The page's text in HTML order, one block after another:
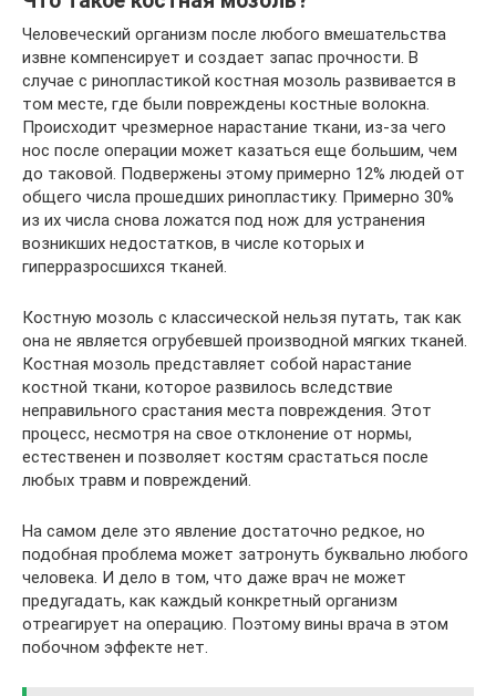
Человеческий организм после любого вмешательства
извне компенсирует и создает запас прочности. В
случае с ринопластикой костная мозоль развивается в
том месте, где были повреждены костные волокна.
Происходит чрезмерное нарастание ткани, из-за чего
нос после операции может казаться еще большим, чем
до таковой. Подвержены этому примерно 12% людей от
общего числа прошедших ринопластику. Примерно 30%
из их числа снова ложатся под нож для устранения
возникших недостатков, в числе которых и
гиперразросшихся тканей.
Костную мозоль с классической нельзя путать, так как
она не является огрубевшей производной мягких тканей.
Костная мозоль представляет собой нарастание
костной ткани, которое развилось вследствие
неправильного срастания места повреждения. Этот
процесс, несмотря на свое отклонение от нормы,
естественен и позволяет костям срастаться после
любых травм и повреждений.
На самом деле это явление достаточно редкое, но
подобная проблема может затронуть буквально любого
человека. И дело в том, что даже врач не может
предугадать, как каждый конкретный организм
отреагирует на операцию. Поэтому вины врача в этом
побочном эффекте нет.